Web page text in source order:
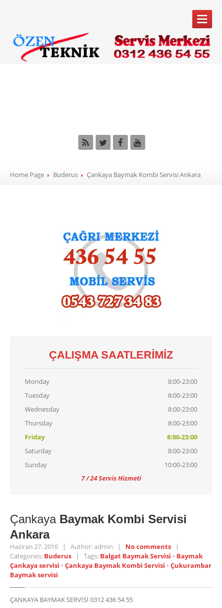
MARKALARIMIZ
Kart Tamiri
İLETIŞIM
Home Page Buderus Çankaya Baymak Kombi Servisi Ankara
ÇALIŞMA SAATLERIMIZ
Monday
8:00-23:00
Tuesday
8:00-23:00
Wednesday
8:00-23:00
Thursday
8:00-23:00
Friday
8:00-23:00
Saturday
8:00-23:00
Sunday
10:00-23:00
7 / 24 Servis Hizmeti
ÇankayaBaymak Kombi Servisi
Ankara
Haziran 27, 2016 | Author: admin | No comments |
Categories: Buderus | Tags: Balgat Baymak Servisi • Baymak
Çankaya servisi • Çankaya Baymak Kombi Servisi • Çukurambar
Baymak servisi
ÇANKAYA BAYMAK SERVİSİ 0312 436 54 55